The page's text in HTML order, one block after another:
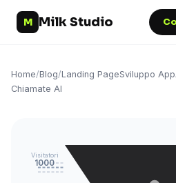
M Milk Studio
Home/Blog/Landing PageSviluppo App
Chiamate AI
Visitatori
1000